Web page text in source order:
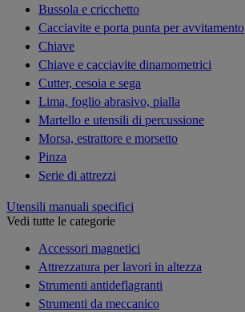
Bussola e cricchetto
Cacciavite e porta punta per avvitamento
Chiave
Chiave e cacciavite dinamometrici
Cutter, cesoia e sega
Lima, foglio abrasivo, pialla
Martello e utensili di percussione
Morsa, estrattore e morsetto
Pinza
Serie di attrezzi
Utensili manuali specifici
Vedi tutte le categorie
Accessori magnetici
Attrezzatura per lavori in altezza
Strumenti antideflagranti
Strumenti da meccanico